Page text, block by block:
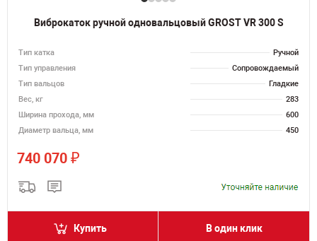
Виброкаток ручной одновальцовый GROST VR 300 S
Тип катка
Ручной
Тип управления
Сопровождаемый
Тип вальцов
Гладкие
Вес, кг
283
Ширина прохода, мм
600
Диаметр вальца, мм
450
740 070 ₽
Купить В один клик